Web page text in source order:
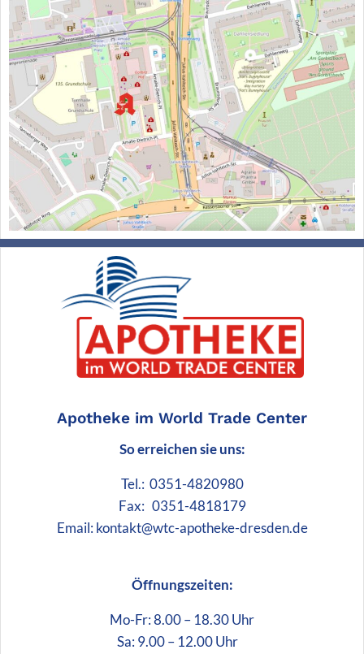
Apotheke im World Trade Center
So erreichen sie uns:
Tel.: 0351-4820980
Fax: 0351-4818179
Email: kontakt@wtc-apotheke-dresden.de
Öffnungszeiten:
Mo-Fr: 8.00 – 18.30 Uhr
Sa: 9.00 – 12.00 Uhr